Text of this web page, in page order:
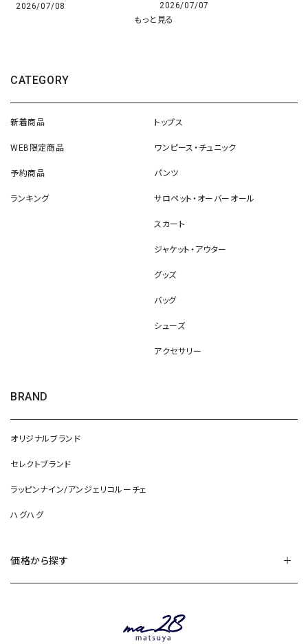
2026/07/08
2026/07/07
もっと見る
CATEGORY
新着商品
WEB限定商品
予約商品
ランキング
トップス
ワンピース・チュニック
パンツ
サロペット・オーバーオール
スカート
ジャケット・アウター
グッズ
バッグ
シューズ
アクセサリー
BRAND
オリジナルブランド
セレクトブランド
ラッピンナイン/アンジェリコルーチェ
ハグハグ
価格から探す